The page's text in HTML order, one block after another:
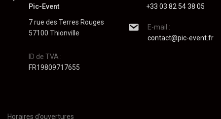
Pic-Event
7 rue des Terres Rouges
57100 Thionville
ID de TVA :
FR19809717655
+33 03 82 54 38 05
E-mail :
contact@pic-event.fr
Horaires d’ouvertures